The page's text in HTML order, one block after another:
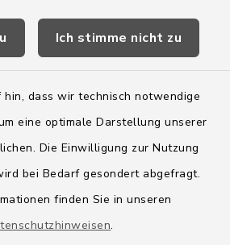
Ich stimme nicht zu
dass wir technisch notwendige
eine optimale Darstellung unserer
Die Einwilligung zur Nutzung
bei Bedarf gesondert abgefragt.
finden Sie in unseren
.